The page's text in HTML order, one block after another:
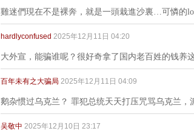
雞迷們現在不是裸奔，就是一頭栽進沙裏…可憐的
hardlyconfused 2025年12月11日 04:20
大外宣，能骗谁呢？很好奇拿了国内老百姓的钱养
百年未有之大骗局 2025年12月11日 04:09
鹅杂惯过乌克兰？ 罪犯总统天天打压咒骂乌克兰，
吴敬中 2025年12月10日 23:17